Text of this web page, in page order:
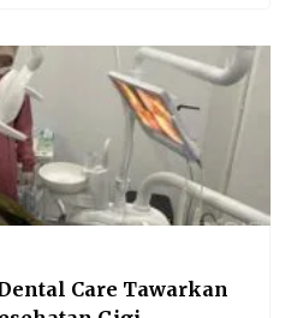
Care Tawarkan